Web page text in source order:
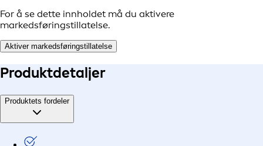
For å se dette innholdet må du aktivere
markedsføringstillatelse.
Aktiver markedsføringstillatelse
Produktdetaljer
Produktets fordeler